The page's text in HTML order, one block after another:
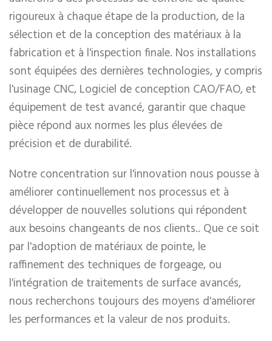
rigoureux à chaque étape de la production, de la
sélection et de la conception des matériaux à la
fabrication et à l'inspection finale. Nos installations
sont équipées des dernières technologies, y compris
l'usinage CNC, Logiciel de conception CAO/FAO, et
équipement de test avancé, garantir que chaque
pièce répond aux normes les plus élevées de
précision et de durabilité.
Notre concentration sur l'innovation nous pousse à
améliorer continuellement nos processus et à
développer de nouvelles solutions qui répondent
aux besoins changeants de nos clients.. Que ce soit
par l'adoption de matériaux de pointe, le
raffinement des techniques de forgeage, ou
l'intégration de traitements de surface avancés,
nous recherchons toujours des moyens d'améliorer
les performances et la valeur de nos produits.